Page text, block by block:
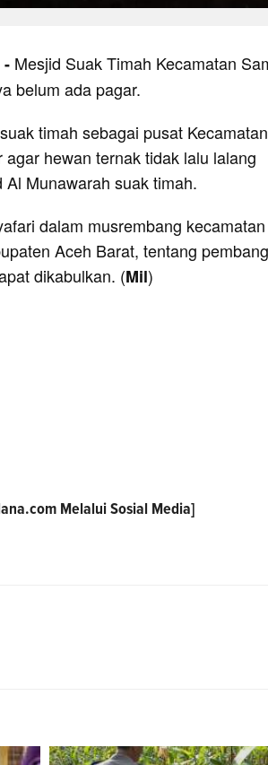
- Mesjid Suak Timah Kecamatan
belum ada pagar.
timah sebagai pusat
hewan ternak tidak lalu lalang
Munawarah suak timah.
dalam musrembang
Aceh Barat, tentang
dikabulkan. (Mil)
Melalui Sosial Media]